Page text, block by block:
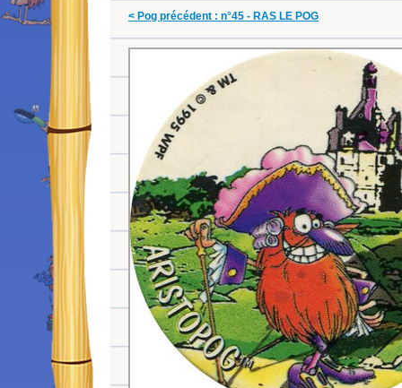
< Pog précédent : n°45 - RAS LE POG